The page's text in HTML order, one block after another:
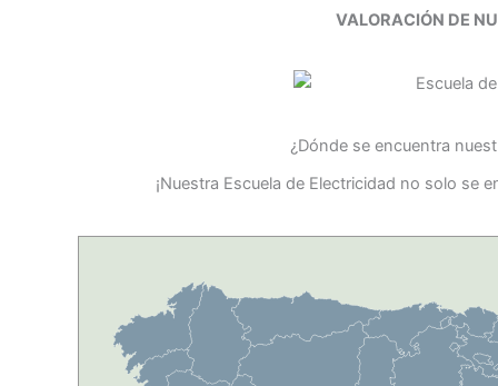
VALORACIÓN DE
¿Dónde se encuentra
¡Nuestra Escuela de Electricidad no solo se